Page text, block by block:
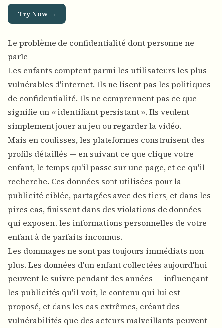
Try Now →
Le problème de confidentialité dont personne ne
parle
Les enfants comptent parmi les utilisateurs les plus
vulnérables d'internet. Ils ne lisent pas les politiques
de confidentialité. Ils ne comprennent pas ce que
signifie un « identifiant persistant ». Ils veulent
simplement jouer au jeu ou regarder la vidéo.
Mais en coulisses, les plateformes construisent des
profils détaillés — en suivant ce que clique votre
enfant, le temps qu'il passe sur une page, et ce qu'il
recherche. Ces données sont utilisées pour la
publicité ciblée, partagées avec des tiers, et dans les
pires cas, finissent dans des violations de données
qui exposent les informations personnelles de votre
enfant à de parfaits inconnus.
Les dommages ne sont pas toujours immédiats non
plus. Les données d'un enfant collectées aujourd'hui
peuvent le suivre pendant des années — influençant
les publicités qu'il voit, le contenu qui lui est
proposé, et dans les cas extrêmes, créant des
vulnérabilités que des acteurs malveillants peuvent